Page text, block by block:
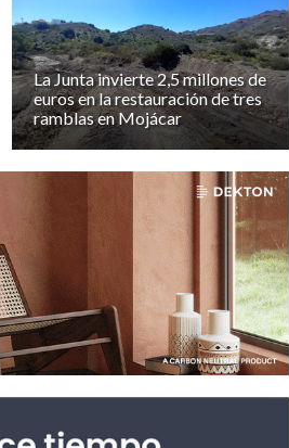
La Junta invierte 2,5 millones de
euros en la restauración de tres
ramblas en Mojácar